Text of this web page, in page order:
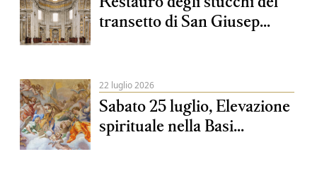
transetto di San Giusep...
22 luglio 2026
Sabato 25 luglio, Elevazione
spirituale nella Basi...